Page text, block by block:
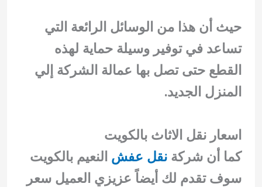
حيث أن هذا من الوسائل الرائعة التي
تساعد في توفير وسيلة حماية لهذه
القطع حتى تصل بها عمالة الشركة إلي
المنزل الجديد.
اسعار نقل الاثاث بالكويت
كما أن شركةنقل عفش النعيم بالكويت
سوف تقدم لك أيضاً عزيزي العميل سعر